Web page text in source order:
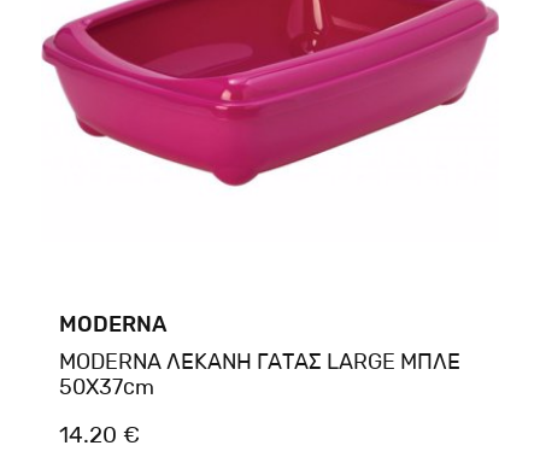
MODERNA
MODERNA ΛΕΚΑΝΗ ΓΑΤΑΣ LARGE ΜΠΛΕ
50X37cm
14.20 €